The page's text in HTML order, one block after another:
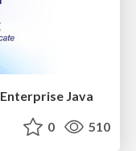
Java
0 510